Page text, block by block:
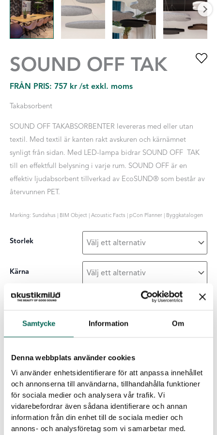
Samtycke Information Om
Denna webbplats använder cookies
Vi använder enhetsidentifierare för att anpassa innehållet
och annonserna till användarna, tillhandahålla funktioner
för sociala medier och analysera vår trafik. Vi
vidarebefordrar även sådana identifierare och annan
information från din enhet till de sociala medier och
annons- och analysföretag som vi samarbetar med.
SOUND OFF TAK
FRÅN PRIS: 757 kr /st exkl. moms
Takabsorbent
SOUND OFF TAKABSORBENTER levereras med eller utan
textil. Med textil är kanten rakt avskuren och kärnämnet
synligt från sidan. Med LED-lampa bidrar SOUND OFF TAK
till en effektfull belysning i varje rum. SOUND OFF är en
effektiv ljudabsorbent tillverkad av EcoSUND® som består av
återvunnen PET.
Marking: Sundahus | BIM Object | Acoustic Facts | pCon Planner | Byggkatalogen
Storlek
Kärna
Off
mängd
+ LÄGG I LISTAN
Egenskaper för EcoSund
Inga emissioner: EcoSUND är helt fri från lim/bindmedel.
Inga farliga kemikalier: EcoSUND släpper inte ifrån sig fibrer
som kliar eller irriterar.